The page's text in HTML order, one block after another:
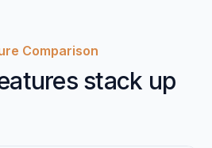
Comparison
stack up